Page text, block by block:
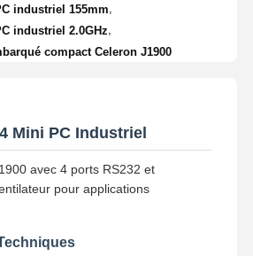
industriel 155mm
industriel 2.0GHz
compact Celeron J1900
Mini PC Industriel
avec 4 ports RS232 et
pour applications